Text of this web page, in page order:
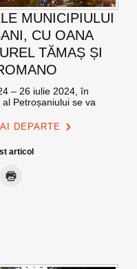
MUNICIPIULUI
CU OANA
TĂMAȘ ȘI
– 26 iulie 2024, în
Petroșaniului se va
DEPARTE
articol